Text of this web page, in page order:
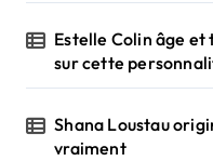
Estelle Colin âge et
sur cette
Shana Loustau
vraiment